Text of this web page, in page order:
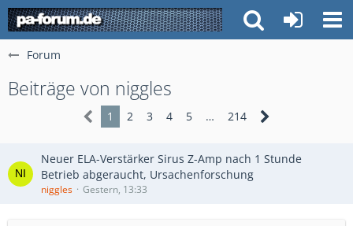
Forum
Beiträge von niggles
1 2 3 4 5 … 214
Neuer ELA-Verstärker Sirus Z-Amp nach 1 Stunde
Betrieb abgeraucht, Ursachenforschung
niggles Gestern, 13:33